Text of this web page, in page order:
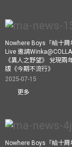
Nowhere Boys「給十
Live 邀請
《異人之野望》 兌現兩
版《今期不流行》
2025-07-15
更多
Nowhere Boys「給十